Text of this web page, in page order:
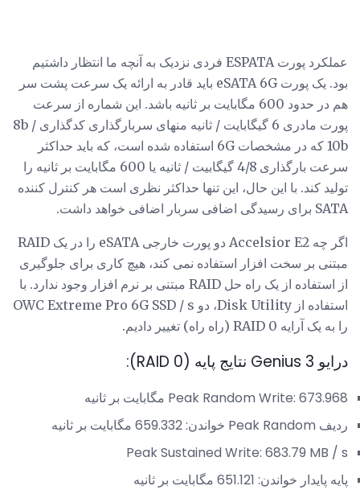
عملکرد پورت ESPATA فردی نزدیک به آنچه ما انتظار داشتیم
بود. یک پورت eSATA 6G باید قادر به ارائه یک سرعت پشت سر
هم در حدود 600 مگابایت بر ثانیه باشد. این شماره از سرعت
پورت مادری 6 گیگابایت / ثانیه منهای سربارگذاری کدگذاری 8b /
10b که در مشخصات 6G استفاده شده است، که باید حداکثر
سرعت بارگذاری 4/8 گیگابیت / ثانیه یا 600 مگابایت بر ثانیه را
تولید کند. با این حال، این تنها حداکثر نظری است هر کنترل کننده
SATA برای رسیدگی اضافی سربار اضافی خواهد داشت.
اگر چه Accelsior E2 دو پورت خارجی eSATA را در یک RAID
مبتنی بر سخت افزار استفاده نمی کند، هیچ کاری برای جلوگیری
از استفاده از یک راه حل RAID مبتنی بر نرم افزار وجود ندارد. با
استفاده از Disk Utility، دو OWC Extreme Pro 6G SSD / s
را به یک آرایه RAID 0 (راه راه) تغییر دادیم.
درایو Genius 3 نتایج پایه (RAID 0):
Peak Random Write: 673.968 مگابایت بر ثانیه
ردیف Peak Random خواندن: 659.332 مگابایت بر ثانیه
Peak Sustained Write: 683.79 MB / s
پایه پایدار خواندن: 651.121 مگابایت بر ثانیه